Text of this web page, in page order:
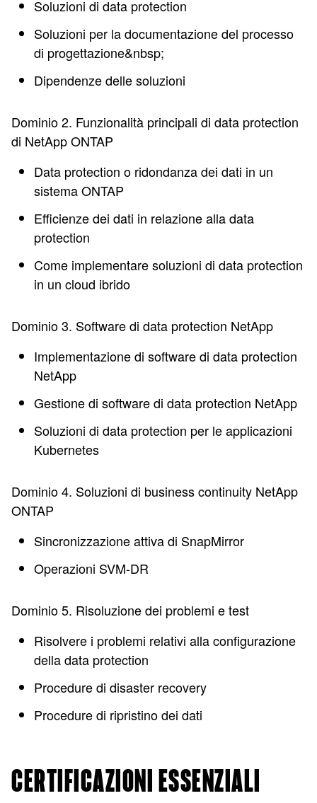
Soluzioni di data protection
Soluzioni per la documentazione del processo
di progettazione&nbsp;
Dipendenze delle soluzioni
Dominio 2. Funzionalità principali di data protection
di NetApp ONTAP
Data protection o ridondanza dei dati in un
sistema ONTAP
Efficienze dei dati in relazione alla data
protection
Come implementare soluzioni di data protection
in un cloud ibrido
Dominio 3. Software di data protection NetApp
Implementazione di software di data protection
NetApp
Gestione di software di data protection NetApp
Soluzioni di data protection per le applicazioni
Kubernetes
Dominio 4. Soluzioni di business continuity NetApp
ONTAP
Sincronizzazione attiva di SnapMirror
Operazioni SVM-DR
Dominio 5. Risoluzione dei problemi e test
Risolvere i problemi relativi alla configurazione
della data protection
Procedure di disaster recovery
Procedure di ripristino dei dati
CERTIFICAZIONI ESSENZIALI